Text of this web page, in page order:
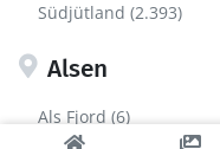
Südjütland (2.393)
Alsen
Als Fjord (6)